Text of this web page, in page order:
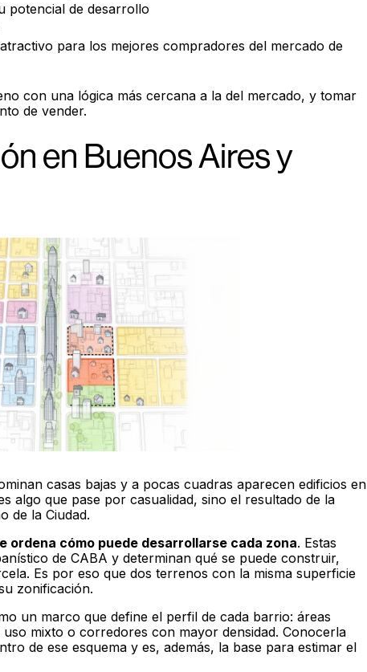
potencial de desarrollo
para los mejores compradores del mercado de
con una lógica más cercana a la del mercado, y tomar
de vender.
en Buenos Aires y
casas bajas y a pocas cuadras aparecen edificios en
algo que pase por casualidad, sino el resultado de la
de la Ciudad.
ordena cómo puede desarrollarse cada zona. Estas
de CABA y determinan qué se puede construir,
Es por eso que dos terrenos con la misma superficie
zonificación.
un marco que define el perfil de cada barrio: áreas
mixto o corredores con mayor densidad. Conocerla
de ese esquema y es, además, la base para estimar el